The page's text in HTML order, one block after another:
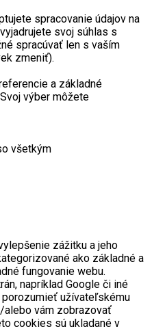
spracovanie údajov na
svoj súhlas s
spracúvať len s vaším
zmeniť).
a základné
výber môžete
všetkým
zážitku a jeho
ako základné a
fungovanie webu.
napríklad Google či iné
porozumieť užívateľskému
alebo vám zobrazovať
cookies sú ukladané v